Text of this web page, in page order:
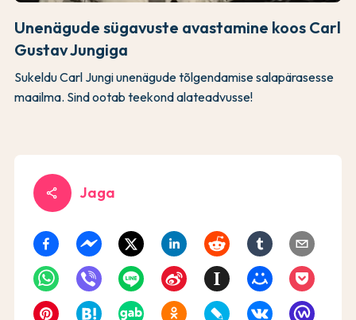
Unenägude sügavuste avastamine koos Carl
Gustav Jungiga
Sukeldu Carl Jungi unenägude tõlgendamise salapärasesse
maailma. Sind ootab teekond alateadvusse!
share Jaga